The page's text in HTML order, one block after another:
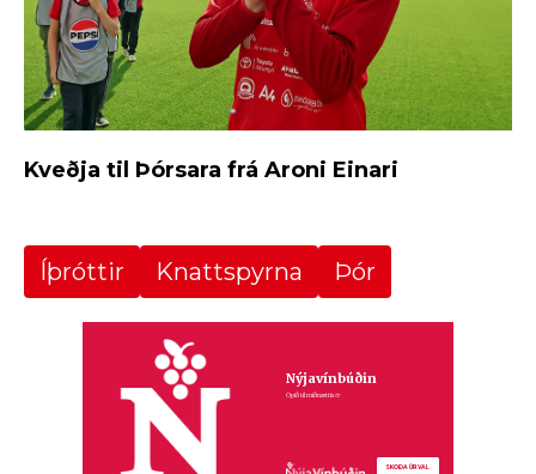
Kveðja til Þórsara frá Aroni Einari
Íþróttir Knattspyrna Þór